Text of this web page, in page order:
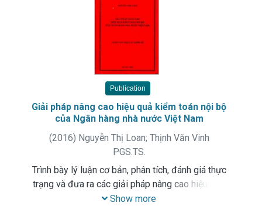
Publication
Giải pháp nâng cao hiệu quả kiểm toán nội bộ
của Ngân hàng nhà nước Việt Nam
(2016) Nguyễn Thị Loan; Thịnh Văn Vinh
PGS.TS.
Trình bày lý luận cơ bản, phân tích, đánh giá thực
trạng và đưa ra các giải pháp nâng cao hiệu quả
kiểm toán nội bộ của ngân hàng hàng nhà nước
Show more